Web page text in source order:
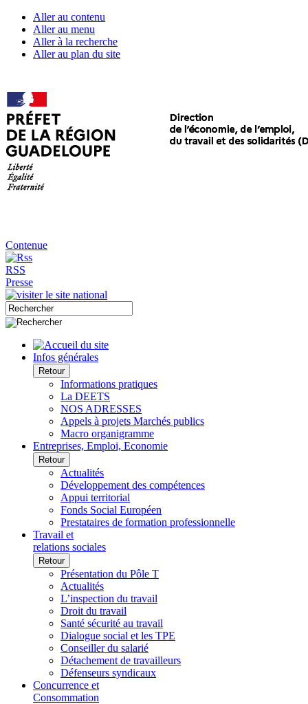
Aller au contenu
Aller au menu
Aller à la recherche
Aller au plan du site
Contenue
RSS
Presse
Infos générales
Retour
Informations pratiques
La DEETS
NOS ADRESSES
Appels à projets Marchés publics
Macro organigramme
Entreprises, Emploi, Economie
Retour
Actualités
Développement des compétences
Appui territorial
Fonds Social Européen
Prestataires de formation professionnelle
Travail et
relations sociales
Retour
Présentation du Pôle T
Actualités
L’inspection du travail
Droit du travail
Santé sécurité au travail
Dialogue social et les TPE
Conseiller du salarié
Détachement de travailleurs
Défenseurs syndicaux
Concurrence et
Consommation